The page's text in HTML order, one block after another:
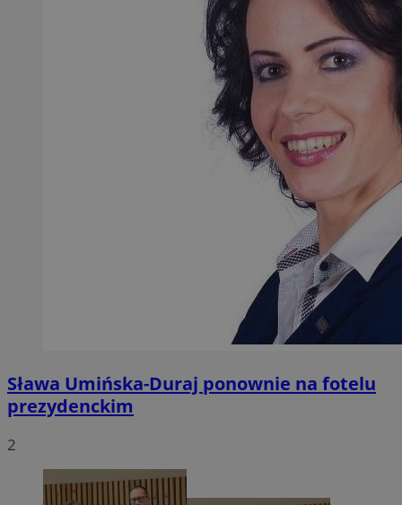
Sława Umińska-Duraj ponownie na fotelu
prezydenckim
2